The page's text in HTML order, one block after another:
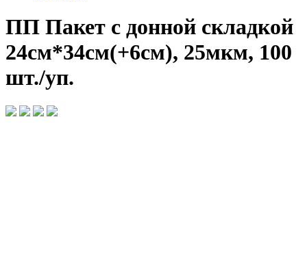
ПП Пакет с донной складкой
24см*34см(+6см), 25мкм, 100
шт./уп.